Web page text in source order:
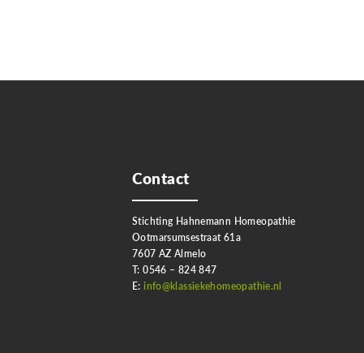
Contact
Stichting Hahnemann Homeopathie
Ootmarsumsestraat 61a
7607 AZ Almelo
T: 0546 – 824 847
E:info@klassiekehomeopathie.nl